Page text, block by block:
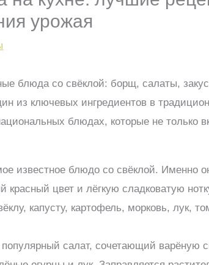
урожая
блюда со свёклой: борщ, салаты,
из ключевых ингредиентов в
блюдах, которые не только
известное блюдо со свёклой. Именно
красный цвет и лёгкую сладковатую
капусту, картофель, морковь, лук,
салат, сочетающий варёную